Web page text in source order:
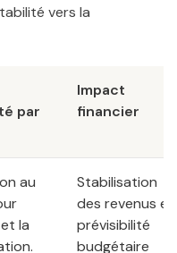
vers la
par
Impact
financier
au
la
Stabilisation
des revenus et
prévisibilité
budgétaire